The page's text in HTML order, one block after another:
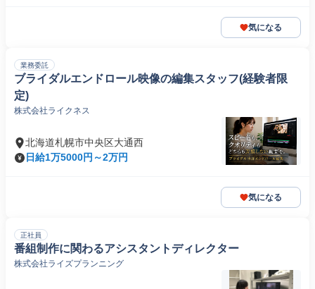
気になる
業務委託
ブライダルエンドロール映像の編集スタッフ(経験者限
定)
株式会社ライクネス
北海道札幌市中央区大通西
日給1万5000円～2万円
気になる
正社員
番組制作に関わるアシスタントディレクター
株式会社ライズプランニング